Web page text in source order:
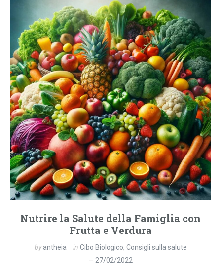
Nutrire la Salute della Famiglia con
Frutta e Verdura
byantheia in Cibo Biologico, Consigli sulla salute
27/02/2022